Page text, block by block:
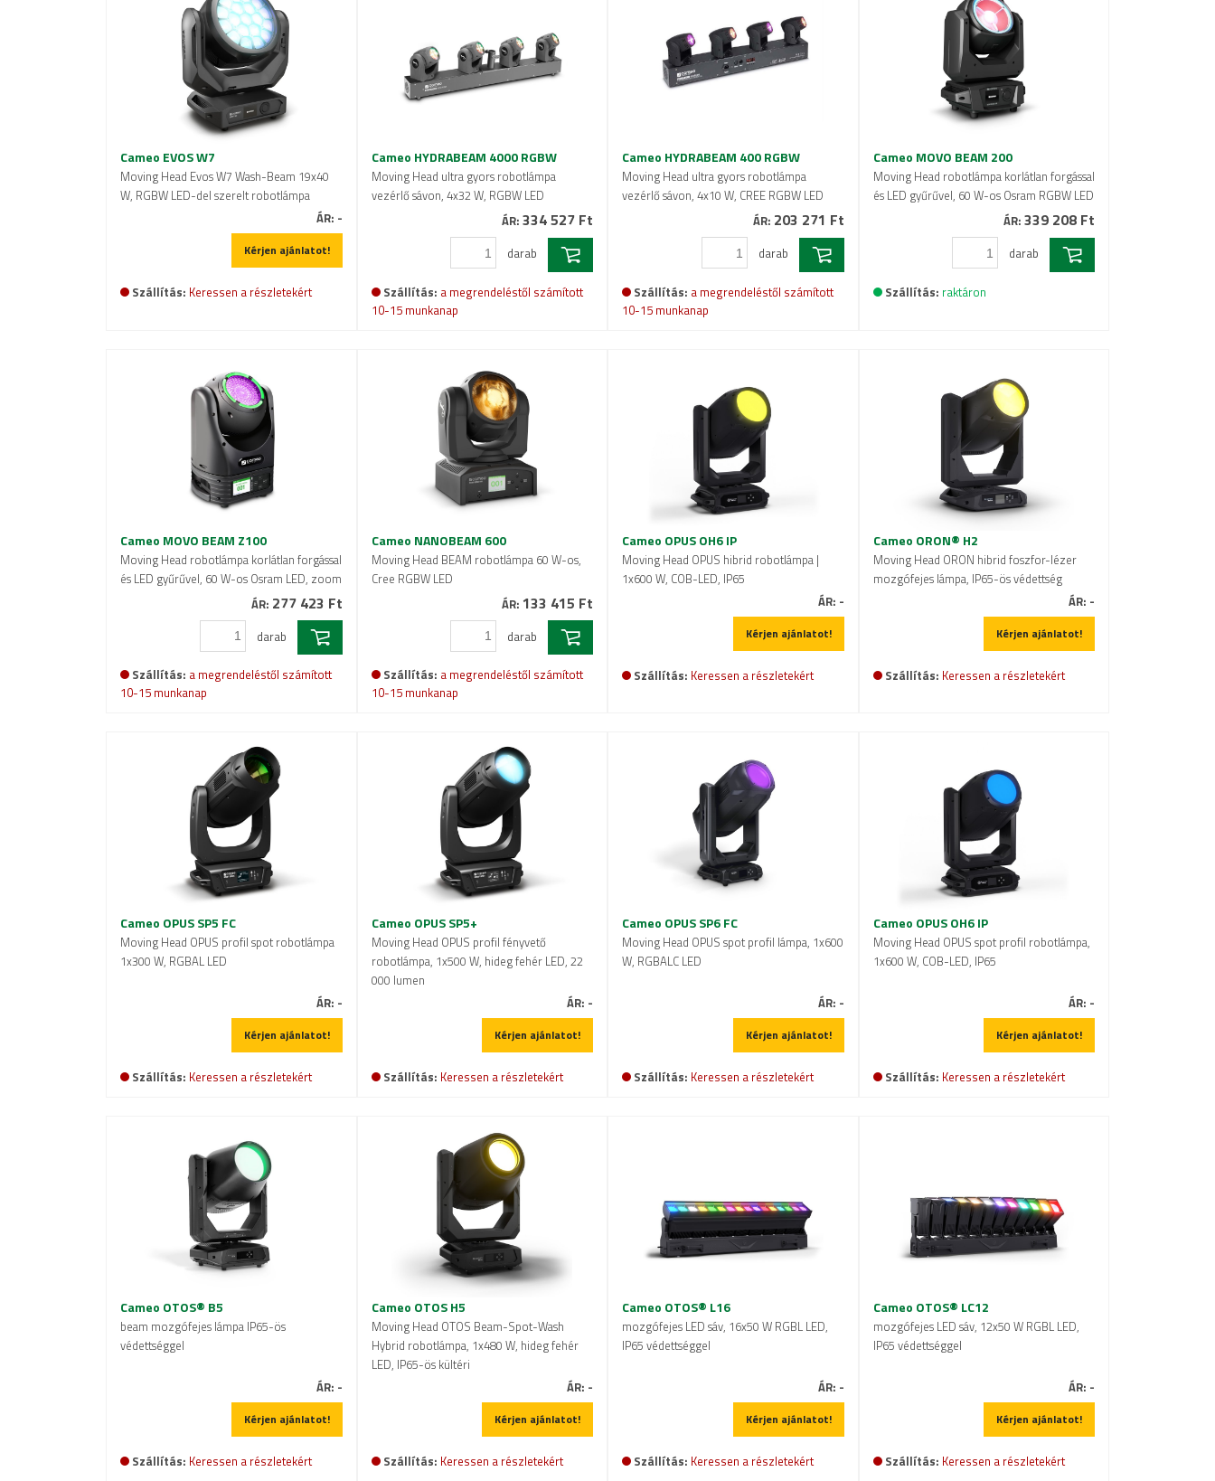
Cameo EVOS W7
Moving Head Evos W7 Wash-Beam 19x40
W, RGBW LED-del szerelt robotlámpa
ÁR: -
Kérjen ajánlatot!
Szállítás: Keressen a részletekért
Cameo HYDRABEAM 4000 RGBW
Moving Head ultra gyors robotlámpa
vezérlő sávon, 4x32 W, RGBW LED
ÁR: 334 527 Ft
darab
Szállítás: a megrendeléstől számított
10-15 munkanap
Cameo HYDRABEAM 400 RGBW
Moving Head ultra gyors robotlámpa
vezérlő sávon, 4x10 W, CREE RGBW LED
ÁR: 203 271 Ft
darab
Szállítás: a megrendeléstől számított
10-15 munkanap
Cameo MOVO BEAM 200
Moving Head robotlámpa korlátlan forgással
és LED gyűrűvel, 60 W-os Osram RGBW LED
ÁR: 339 208 Ft
darab
Szállítás: raktáron
Cameo MOVO BEAM Z100
Moving Head robotlámpa korlátlan forgással
és LED gyűrűvel, 60 W-os Osram LED, zoom
ÁR: 277 423 Ft
darab
Szállítás: a megrendeléstől számított
10-15 munkanap
Cameo NANOBEAM 600
Moving Head BEAM robotlámpa 60 W-os,
Cree RGBW LED
ÁR: 133 415 Ft
darab
Szállítás: a megrendeléstől számított
10-15 munkanap
Cameo OPUS OH6 IP
Moving Head OPUS hibrid robotlámpa |
1x600 W, COB-LED, IP65
ÁR: -
Kérjen ajánlatot!
Szállítás: Keressen a részletekért
Cameo ORON® H2
Moving Head ORON hibrid foszfor-lézer
mozgófejes lámpa, IP65-ös védettség
ÁR: -
Kérjen ajánlatot!
Szállítás: Keressen a részletekért
Cameo OPUS SP5 FC
Moving Head OPUS profil spot robotlámpa
1x300 W, RGBAL LED
ÁR: -
Kérjen ajánlatot!
Szállítás: Keressen a részletekért
Cameo OPUS SP5+
Moving Head OPUS profil fényvető
robotlámpa, 1x500 W, hideg fehér LED, 22
000 lumen
ÁR: -
Kérjen ajánlatot!
Szállítás: Keressen a részletekért
Cameo OPUS SP6 FC
Moving Head OPUS spot profil lámpa, 1x600
W, RGBALC LED
ÁR: -
Kérjen ajánlatot!
Szállítás: Keressen a részletekért
Cameo OPUS OH6 IP
Moving Head OPUS spot profil robotlámpa,
1x600 W, COB-LED, IP65
ÁR: -
Kérjen ajánlatot!
Szállítás: Keressen a részletekért
Cameo OTOS® B5
beam mozgófejes lámpa IP65-ös
védettséggel
ÁR: -
Kérjen ajánlatot!
Szállítás: Keressen a részletekért
Cameo OTOS H5
Moving Head OTOS Beam-Spot-Wash
Hybrid robotlámpa, 1x480 W, hideg fehér
LED, IP65-ös kültéri
ÁR: -
Kérjen ajánlatot!
Szállítás: Keressen a részletekért
Cameo OTOS® L16
mozgófejes LED sáv, 16x50 W RGBL LED,
IP65 védettséggel
ÁR: -
Kérjen ajánlatot!
Szállítás: Keressen a részletekért
Cameo OTOS® LC12
mozgófejes LED sáv, 12x50 W RGBL LED,
IP65 védettséggel
ÁR: -
Kérjen ajánlatot!
Szállítás: Keressen a részletekért